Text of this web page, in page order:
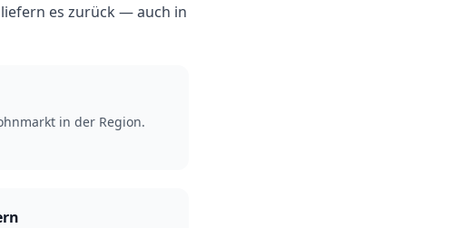
es zurück — auch in
in der Region.